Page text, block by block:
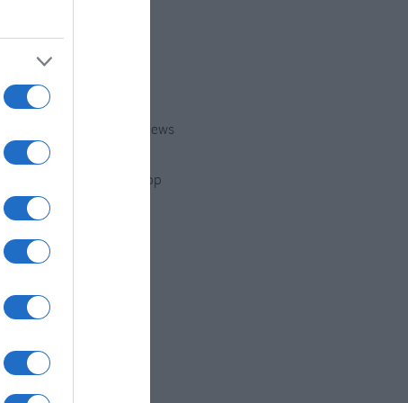
Google News
WhatsApp